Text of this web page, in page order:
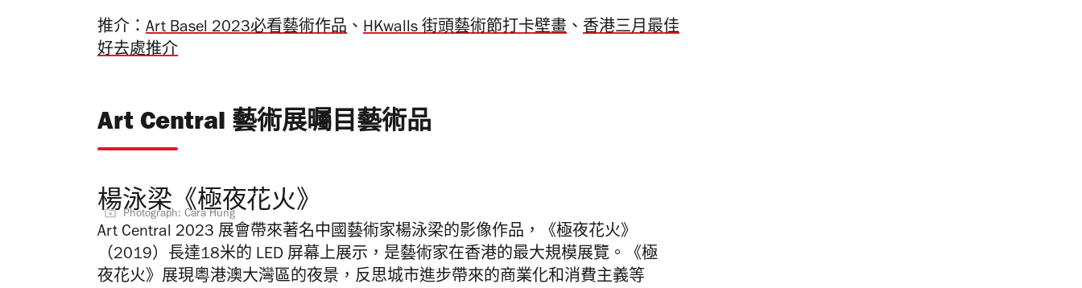
推介： Art Basel 2023必看藝術作品 、 HKwalls 街頭藝術節打卡壁畫 、 香港三月最佳
好去處推介
Art Central 藝術展曯目藝術品
楊泳梁《極夜花火》
Photograph: Cara Hung
Art Central 2023 展會帶來著名中國藝術家楊泳梁的影像作品，《極夜花火》
（2019）長達18米的 LED 屏幕上展示，是藝術家在香港的最大規模展覽。《極
夜花火》展現粵港澳大灣區的夜景，反思城市進步帶來的商業化和消費主義等